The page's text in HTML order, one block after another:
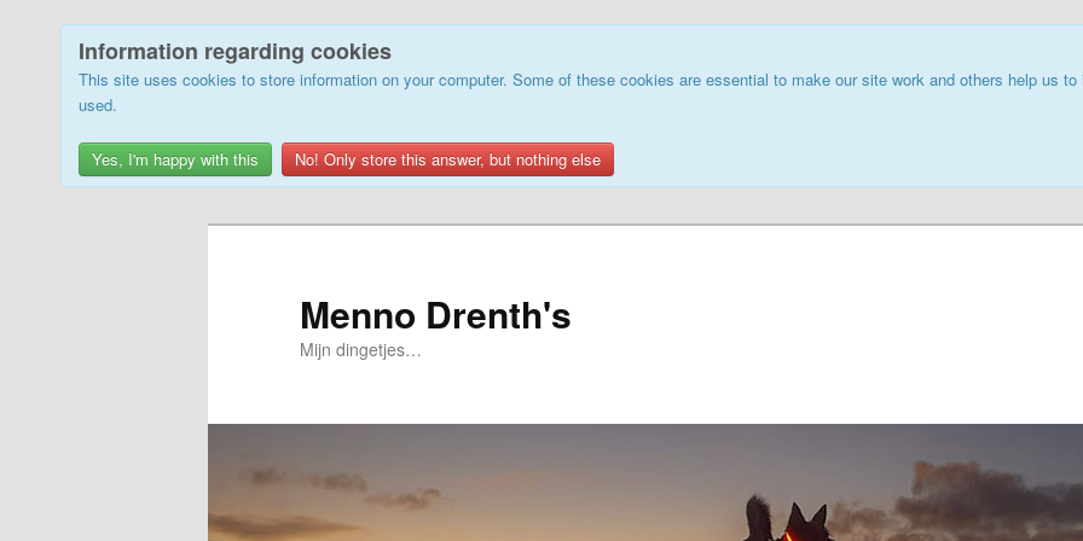
Information regarding cookies
This site uses cookies to store information on your computer. Some of these cookies are essential to make our site work and others help us
used.
Yes, I'm happy with this No! Only store this answer, but nothing else
Menno Drenth's
Mijn dingetjes…